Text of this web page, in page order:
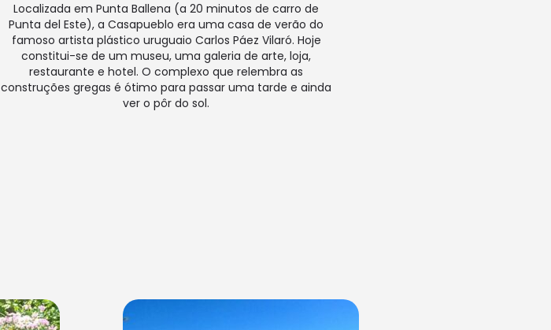
Localizada em Punta Ballena (a 20 minutos de carro de
Punta del Este), a Casapueblo era uma casa de verão do
famoso artista plástico uruguaio Carlos Páez Vilaró. Hoje
constitui-se de um museu, uma galeria de arte, loja,
restaurante e hotel. O complexo que relembra as
construções gregas é ótimo para passar uma tarde e ainda
ver o pôr do sol.